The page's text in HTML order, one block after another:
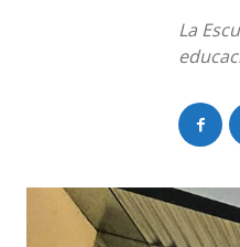
La